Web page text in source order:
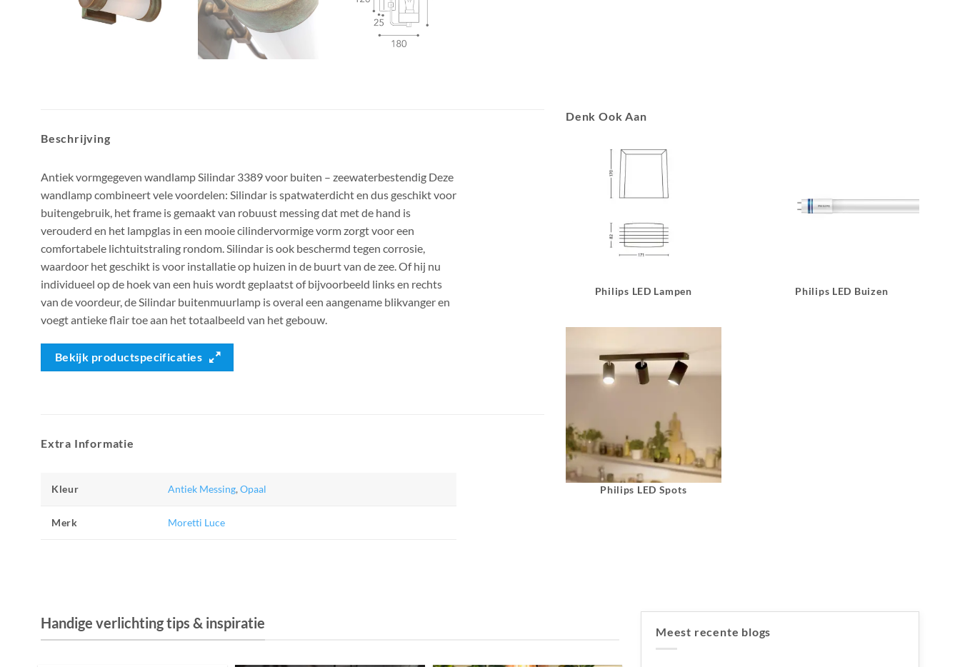
Beschrijving
Antiek vormgegeven wandlamp Silindar 3389 voor buiten – zeewaterbestendig Deze
wandlamp combineert vele voordelen: Silindar is spatwaterdicht en dus geschikt voor
buitengebruik, het frame is gemaakt van robuust messing dat met de hand is
verouderd en het lampglas in een mooie cilindervormige vorm zorgt voor een
comfortabele lichtuitstraling rondom. Silindar is ook beschermd tegen corrosie,
waardoor het geschikt is voor installatie op huizen in de buurt van de zee. Of hij nu
individueel op de hoek van een huis wordt geplaatst of bijvoorbeeld links en rechts
van de voordeur, de Silindar buitenmuurlamp is overal een aangename blikvanger en
voegt antieke flair toe aan het totaalbeeld van het gebouw.
Bekijk productspecificaties
Extra Informatie
Kleur Antiek Messing,Opaal
Merk Moretti Luce
Denk Ook Aan
Philips LED Lampen Philips LED Buizen
Philips LED Spots
Handige verlichting tips & inspiratie
Meest recente blogs